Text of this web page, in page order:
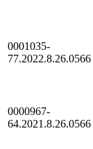
0001035-
77.2022.8.26.0566
0000967-
64.2021.8.26.0566